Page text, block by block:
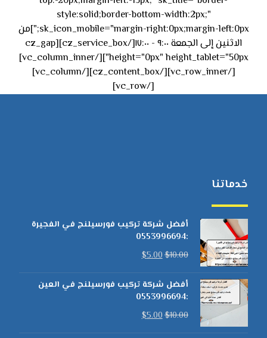
style:solid;border-bottom-width:2px;"
sk_icon_mobile="margin-right:0px;margin-left:0px;"]من
الاثنين إلى الجمعة ٩:٠٠ - ١٧:٠٠[/cz_service_box][cz_gap
height="0px" height_tablet="50px"][/vc_column_inner]
[/vc_row_inner][/cz_content_box][/vc_column]
[/vc_row]
خدماتنا
أفضل شركة تركيب فورسيلنج في الفجيرة
:0553996694
$10.00
$5.00
أفضل شركة تركيب فورسيلنج في العين
:0553996694
$10.00
$5.00